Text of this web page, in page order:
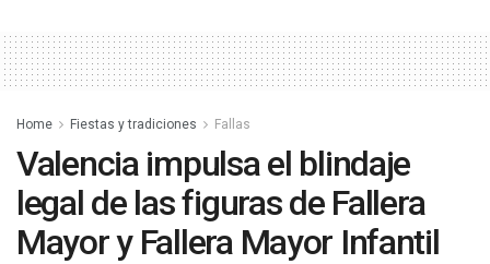
Home Fiestas y tradiciones Fallas
Valencia impulsa el blindaje
legal de las figuras de Fallera
Mayor y Fallera Mayor Infantil